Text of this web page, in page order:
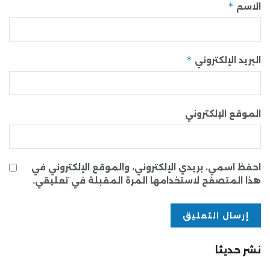
الاسم *
البريد الإلكتروني *
الموقع الإلكتروني
احفظ اسمي، بريدي الإلكتروني، والموقع الإلكتروني في
هذا المتصفح لاستخدامها المرة المقبلة في تعليقي.
نشر حديثا